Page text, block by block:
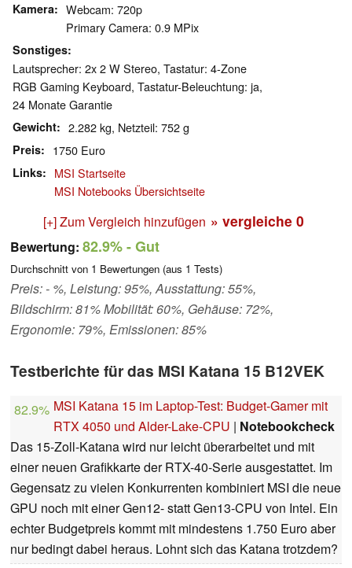
Kamera
Webcam: 720p
Primary Camera: 0.9 MPix
Sonstiges
Lautsprecher: 2x 2 W Stereo, Tastatur: 4-Zone
RGB Gaming Keyboard, Tastatur-Beleuchtung: ja,
24 Monate Garantie
Gewicht 2.282 kg, Netzteil: 752 g
Preis 1750 Euro
Links
MSI Startseite
MSI Notebooks Übersichtseite
[+] Zum Vergleich hinzufügen » vergleiche 0
Bewertung: 82.9%- Gut
Durchschnitt von 1 Bewertungen (aus 1 Tests)
Preis: - %, Leistung: 95%, Ausstattung: 55%,
Bildschirm: 81% Mobilität: 60%, Gehäuse: 72%,
Ergonomie: 79%, Emissionen: 85%
Testberichte für das MSI Katana 15 B12VEK
82.9% MSI Katana 15 im Laptop-Test: Budget-Gamer mit
RTX 4050 und Alder-Lake-CPU | Notebookcheck
Das 15-Zoll-Katana wird nur leicht überarbeitet und mit
einer neuen Grafikkarte der RTX-40-Serie ausgestattet. Im
Gegensatz zu vielen Konkurrenten kombiniert MSI die neue
GPU noch mit einer Gen12- statt Gen13-CPU von Intel. Ein
echter Budgetpreis kommt mit mindestens 1.750 Euro aber
nur bedingt dabei heraus. Lohnt sich das Katana trotzdem?